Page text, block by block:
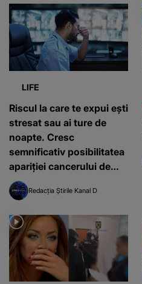
LIFE
Riscul la care te expui ești
stresat sau ai ture de
noapte. Cresc
semnificativ posibilitatea
apariției cancerului de
colon
Redacția Știrile Kanal D